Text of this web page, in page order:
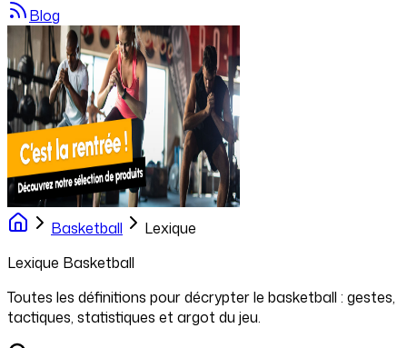
Blog
Basketball
Lexique
Lexique Basketball
Toutes les définitions pour décrypter le basketball : gestes,
tactiques, statistiques et argot du jeu.